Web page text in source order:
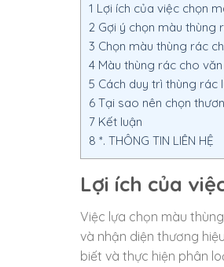
1 Lợi ích của việc chọn
2 Gợi ý chọn màu thùng
3 Chọn màu thùng rác
4 Màu thùng rác cho
5 Cách duy trì thùng rác
6 Tại sao nên chọn
7 Kết luận
8 *. THÔNG TIN LIÊN HỆ
Lợi ích của
Việc lựa chọn màu
và nhận diện thương
biết và thực hiện phân